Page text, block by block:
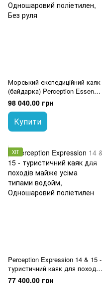
Морський експедиційний каяк
(байдарка) Perception Essence
16&17
98 040.00 грн
Купити
ХІТ
Perception Expression 14 & 15 -
туристичний каяк для походів
майже усіма типами водойм
77 400.00 грн